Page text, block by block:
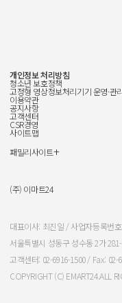
개인정보 처리방침
청소년 보호정책
고정형 영상정보처리기기 운영·관
이용약관
공지사항
고객센터
CSR경영
사이트맵
패밀리사이트+
신세계그룹
신세계백화점
이마트
신세계인터내셔날
신세계푸드
(주) 이마트24
대표이사: 최진일 / 사업자등록번
서울특별시 성동구 성수동 2가
고객센터: 02-6916-1500 / Fax: 02-
COPYRIGHT (C) EMART24.ALL